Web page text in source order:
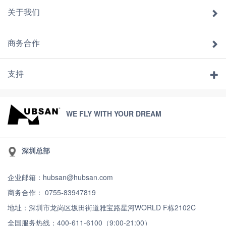
关于我们
商务合作
支持
WE FLY WITH YOUR DREAM
深圳总部
企业邮箱：hubsan@hubsan.com
商务合作： 0755-83947819
地址：深圳市龙岗区坂田街道雅宝路星河WORLD F栋2102C
全国服务热线：400-611-6100（9:00-21:00）